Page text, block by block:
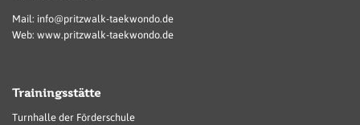
Mail: info@pritzwalk-taekwondo.de
Web: www.pritzwalk-taekwondo.de
Trainingsstätte
Turnhalle der Förderschule